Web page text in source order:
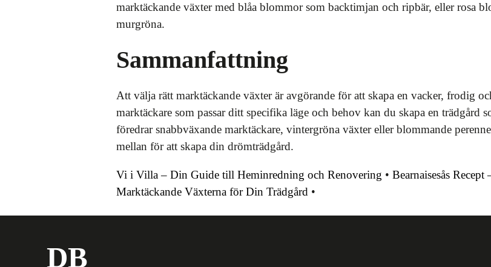
marktäckande växter med blåa blommor som backtimjan och ripbär, eller rosa
murgröna.
Sammanfattning
Att välja rätt marktäckande växter är avgörande för att skapa en vacker, frodig
marktäckare som passar ditt specifika läge och behov kan du skapa en trädgård
föredrar snabbväxande marktäckare, vintergröna växter eller blommande
mellan för att skapa din drömträdgård.
Vi i Villa – Din Guide till Heminredning och Renovering • Bearnaisesås
Marktäckande Växterna för Din Trädgård •
DB